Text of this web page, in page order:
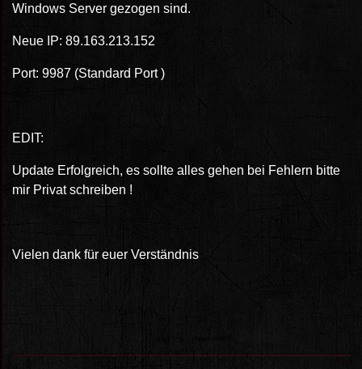
Windows Server gezogen sind.
Neue IP: 89.163.213.152
Port: 9987 (Standard Port )
EDIT:
Update Erfolgreich, es sollte alles gehen bei Fehlern bitte
mir Privat schreiben !
Vielen dank für euer Verständnis